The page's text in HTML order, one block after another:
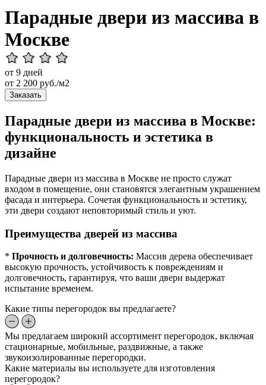
Парадные двери из массива в
Москве
от 9 дней
от 2 200 руб./м2
Заказать
Парадные двери из массива в Москве:
функциональность и эстетика в
дизайне
Парадные двери из массива в Москве не просто служат
входом в помещение, они становятся элегантным украшением
фасада и интерьера. Сочетая функциональность и эстетику,
эти двери создают неповторимый стиль и уют.
Преимущества дверей из массива
* Прочность и долговечность: Массив дерева обеспечивает
высокую прочность, устойчивость к повреждениям и
долговечность, гарантируя, что ваши двери выдержат
испытание временем.
Какие типы перегородок вы предлагаете?
Мы предлагаем широкий ассортимент перегородок, включая
стационарные, мобильные, раздвижные, а также
звукоизолированные перегородки.
Какие материалы вы используете для изготовления
перегородок?